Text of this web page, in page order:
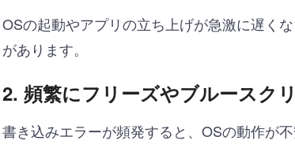
OSの起動やアプリの立ち上げが急激に遅く
があります。
2. 頻繁にフリーズやブルースク
書き込みエラーが頻発すると、OSの動作が